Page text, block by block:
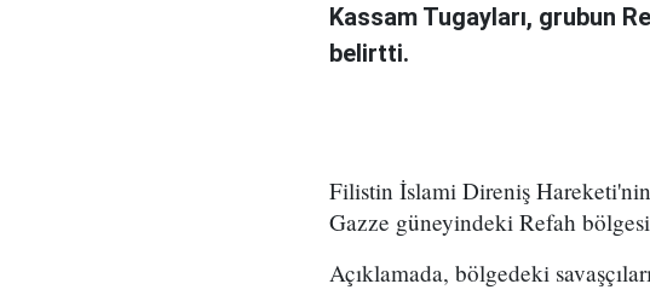
Kassam Tugayları, grubun
belirtti.
Filistin İslami Direniş
Gazze güneyindeki Refah
Açıklamada, bölgedeki